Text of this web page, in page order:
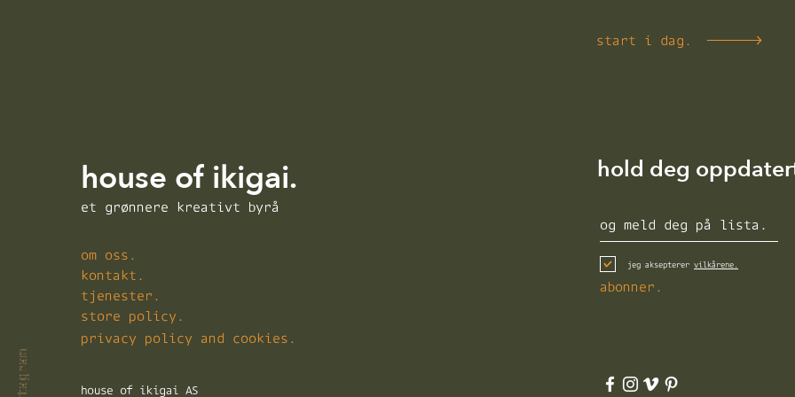
start i dag.
house of ikigai.
et grønnere kreativt byrå
om oss.
kontakt.
tjenester.
privacy policy and cookies.
store policy.
house of ikigai AS
hold deg
jeg aksepterer vilkårene.
abonner.